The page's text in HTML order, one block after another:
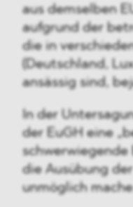
aus demselben
aufgrund der
die in
(Deutschland,
ansässig sind,
In der
der EuGH eine
schwerwiegende
die Ausübung
unmöglich